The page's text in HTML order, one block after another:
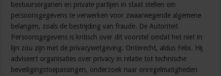
bestuursorganen en private partijen in staat stellen om
persoonsgegevens te verwerken voor zwaarwegende algemene
belangen, zoals de bestrijding van fraude. De Autoriteit
Persoonsgegevens is kritisch over dit voorstel omdat het niet in
lijn zou zijn met de privacywetgeving. Onterecht, aldus Felix. Hij
adviseert organisaties over privacy in relatie tot technische
beveiligingstoepassingen, onderzoek naar onregelmatigheden